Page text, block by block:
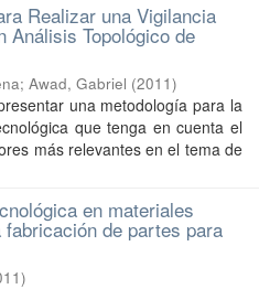
Realizar una Vigilancia
Análisis Topológico de
; Awad, Gabriel (2011)
una metodología para la
que tenga en cuenta el
más relevantes en el tema de
en materiales
de partes para
)